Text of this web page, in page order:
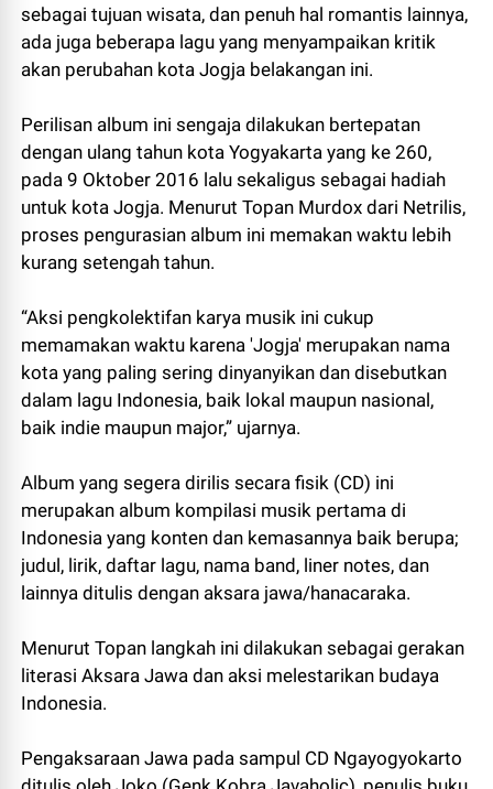
sebagai tujuan wisata, dan penuh hal romantis lainnya,
ada juga beberapa lagu yang menyampaikan kritik
akan perubahan kota Jogja belakangan ini.
Perilisan album ini sengaja dilakukan bertepatan
dengan ulang tahun kota Yogyakarta yang ke 260,
pada 9 Oktober 2016 lalu sekaligus sebagai hadiah
untuk kota Jogja. Menurut Topan Murdox dari Netrilis,
proses pengurasian album ini memakan waktu lebih
kurang setengah tahun.
“Aksi pengkolektifan karya musik ini cukup
memamakan waktu karena 'Jogja' merupakan nama
kota yang paling sering dinyanyikan dan disebutkan
dalam lagu Indonesia, baik lokal maupun nasional,
baik indie maupun major,” ujarnya.
Album yang segera dirilis secara fisik (CD) ini
merupakan album kompilasi musik pertama di
Indonesia yang konten dan kemasannya baik berupa;
judul, lirik, daftar lagu, nama band, liner notes, dan
lainnya ditulis dengan aksara jawa/hanacaraka.
Menurut Topan langkah ini dilakukan sebagai gerakan
literasi Aksara Jawa dan aksi melestarikan budaya
Indonesia.
Pengaksaraan Jawa pada sampul CD Ngayogyokarto